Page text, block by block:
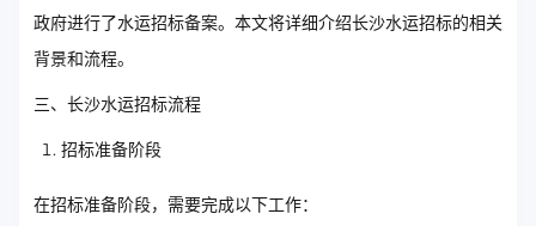
政府进行了水运招标备案。本文将详细介绍长沙水运招标的相关
背景和流程。
三、长沙水运招标流程
招标准备阶段
在招标准备阶段，需要完成以下工作：